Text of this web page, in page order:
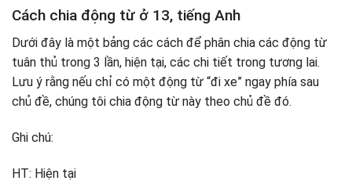
Cách chia động từ ở 13, tiếng Anh
Dưới đây là một bảng các cách để phân chia các động từ
tuân thủ trong 3 lần, hiện tại, các chi tiết trong tương lai.
Lưu ý rằng nếu chỉ có một động từ “đi xe” ngay phía sau
chủ đề, chúng tôi chia động từ này theo chủ đề đó.
Ghi chú:
HT: Hiện tại